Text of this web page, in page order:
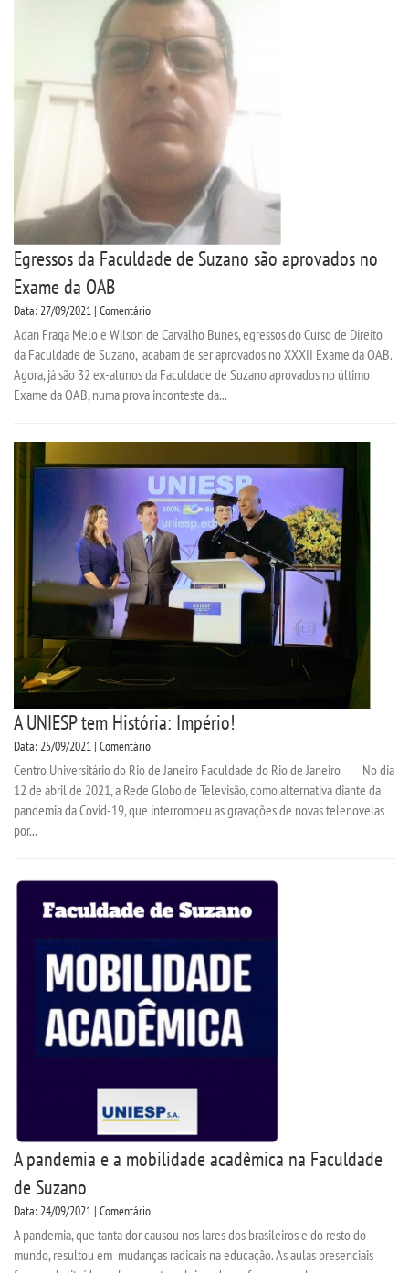
Egressos da Faculdade de Suzano são aprovados no
Exame da OAB
Data: 27/09/2021 | Comentário
Adan Fraga Melo e Wilson de Carvalho Bunes, egressos do Curso de Direito
da Faculdade de Suzano, acabam de ser aprovados no XXXII Exame da OAB.
Agora, já são 32 ex-alunos da Faculdade de Suzano aprovados no último
Exame da OAB, numa prova inconteste da...
A UNIESP tem História: Império!
Data: 25/09/2021 | Comentário
Centro Universitário do Rio de Janeiro Faculdade do Rio de Janeiro No dia
12 de abril de 2021, a Rede Globo de Televisão, como alternativa diante da
pandemia da Covid-19, que interrompeu as gravações de novas telenovelas
por...
A pandemia e a mobilidade acadêmica na Faculdade
de Suzano
Data: 24/09/2021 | Comentário
A pandemia, que tanta dor causou nos lares dos brasileiros e do resto do
mundo, resultou em mudanças radicais na educação. As aulas presenciais